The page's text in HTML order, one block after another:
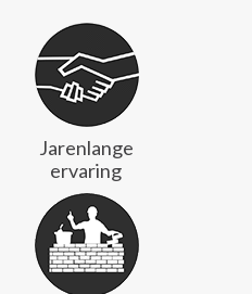
Jarenlange
ervaring